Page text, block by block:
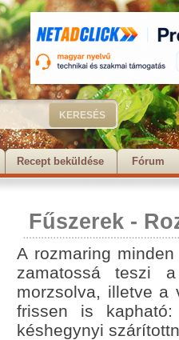
Recept beküldése Fórum
Fűszerek -
A rozmaring
zamatossá teszi
morzsolva, illetve a
frissen is
késhegynyi